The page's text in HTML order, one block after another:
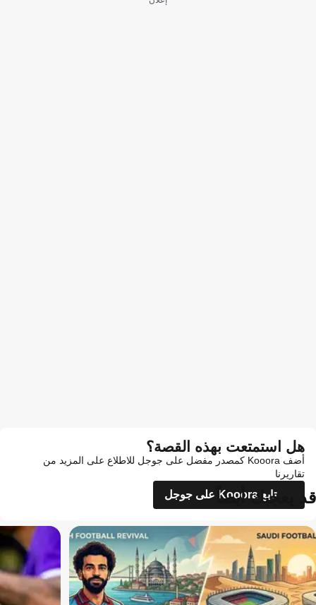
هل استمتعت بهذه القصة؟
أضف Kooora كمصدر مفضل على جوجل للاطلاع على المزيد من
تقاريرنا
تابع Kooora على جوجل
قد يعجبك أيضاً